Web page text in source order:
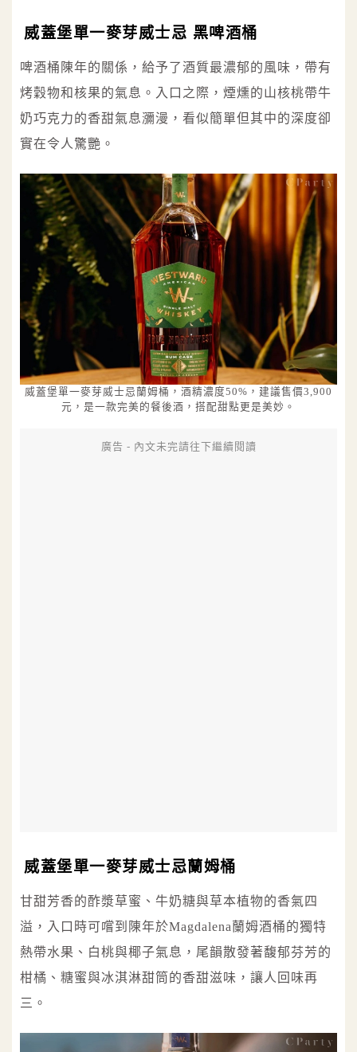
威蓋堡單一麥芽威士忌 黑啤酒桶
啤酒桶陳年的關係，給予了酒質最濃郁的風味，帶有
烤穀物和核果的氣息。入口之際，煙燻的山核桃帶牛
奶巧克力的香甜氣息瀰漫，看似簡單但其中的深度卻
實在令人驚艷。
威蓋堡單一麥芽威士忌蘭姆桶，酒精濃度50%，建議售價3,900
元，是一款完美的餐後酒，搭配甜點更是美妙。
廣告 - 內文未完請往下繼續閱讀
威蓋堡單一麥芽威士忌蘭姆桶
甘甜芳香的酢漿草蜜、牛奶糖與草本植物的香氣四
溢，入口時可嚐到陳年於Magdalena蘭姆酒桶的獨特
熱帶水果、白桃與椰子氣息，尾韻散發著馥郁芬芳的
柑橘、糖蜜與冰淇淋甜筒的香甜滋味，讓人回味再
三。